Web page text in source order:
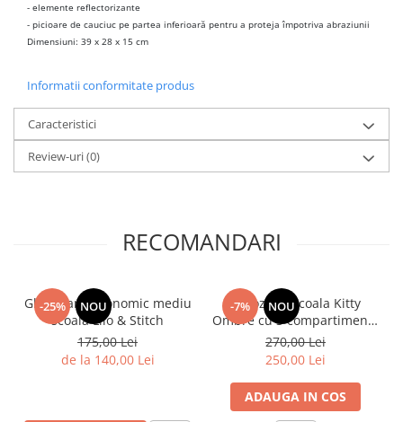
- elemente reflectorizante
- picioare de cauciuc pe partea inferioară pentru a proteja împotriva abraziunii
Dimensiuni: 39 x 28 x 15 cm
Informatii conformitate produs
Caracteristici
Review-uri(0)
RECOMANDARI
-25% NOU
Ghiozdan ergonomic mediu
scoala Lilo & Stitch
175,00 Lei
de la 140,00 Lei
-7% NOU
Ghiozdan școala Kitty
Ombre cu 3 compartimente
Astra
270,00 Lei
250,00 Lei
ADAUGA IN COS